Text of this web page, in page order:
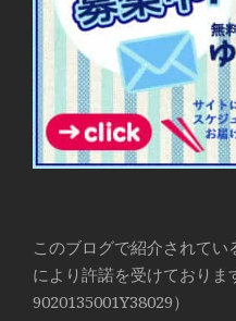
このブログで紹介されて
により許諾を受けておりま
9020135001Y38029）